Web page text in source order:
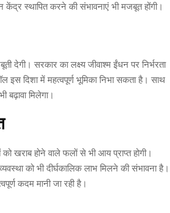
स्थापित करने की संभावनाएं भी मजबूत होंगी।
सरकार का लक्ष्य जीवाश्म ईंधन पर निर्भरता
इस दिशा में महत्वपूर्ण भूमिका निभा सकता है। साथ
बढ़ावा मिलेगा।
खराब होने वाले फलों से भी आय प्राप्त होगी।
को भी दीर्घकालिक लाभ मिलने की संभावना है।
कदम मानी जा रही है।